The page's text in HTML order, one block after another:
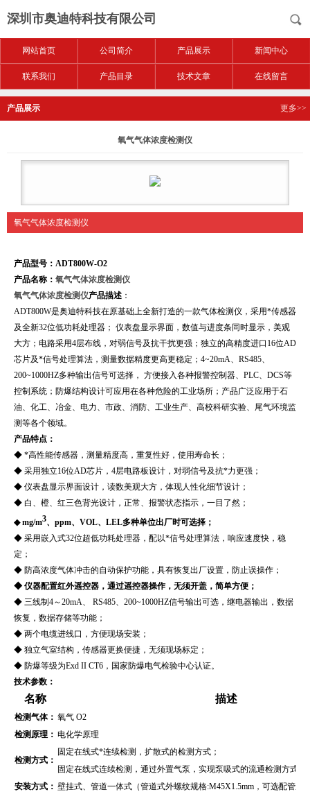
深圳市奥迪特科技有限公司
网站首页 公司简介 产品展示 新闻中心
联系我们 产品目录 技术文章 在线留言
产品展示 更多>>
氧气气体浓度检测仪
氧气气体浓度检测仪
产品型号：ADT800W-O2
产品名称： 氧气气体浓度检测仪
氧气气体浓度检测仪产品描述 ：
ADT800W是奥迪特科技在原基础上全新打造的一款气体检测仪，采用*传感器
及全新32位低功耗处理器； 仪表盘显示界面，数值与进度条同时显示，美观
大方；电路采用4层布线，对弱信号及抗干扰更强；独立的高精度进口16位AD
芯片及*信号处理算法，测量数据精度更高更稳定；4~20mA、RS485、
200~1000HZ多种输出信号可选择， 方便接入各种报警控制器、PLC、DCS等
控制系统；防爆结构设计可应用在各种危险的工业场所；产品广泛应用于石
油、化工、冶金、电力、市政、消防、工业生产、高校科研实验、尾气环境监
测等各个领域。
产品特点：
◆ *高性能传感器，测量精度高，重复性好，使用寿命长；
◆ 采用独立16位AD芯片，4层电路板设计，对弱信号及抗*力更强；
◆ 仪表盘显示界面设计，读数美观大方，体现人性化细节设计；
◆ 白、橙、红三色背光设计，正常、报警状态指示，一目了然；
◆ mg/m3、ppm、VOL、LEL多种单位出厂时可选择；
◆ 采用嵌入式32位超低功耗处理器，配以*信号处理算法，响应速度快，稳
定；
◆ 防高浓度气体冲击的自动保护功能，具有恢复出厂设置，防止误操作；
◆ 仪器配置红外遥控器，通过遥控器操作，无须开盖，简单方便；
◆ 三线制4～20mA、 RS485、200~1000HZ信号输出可选，继电器输出，数据
恢复，数据存储等功能；
◆ 两个电缆进线口，方便现场安装；
◆ 独立气室结构，传感器更换便捷，无须现场标定；
◆ 防爆等级为Exd II CT6，国家防爆电气检验中心认证。
技术参数：
名称 描述
检测气体： 氧气 O2
检测原理： 电化学原理
检测方式：
固定在线式*连续检测，扩散式的检测方式；
固定在线式连续检测，通过外置气泵，实现泵吸式的流通检测方式（
安装方式： 壁挂式、管道一体式（管道式外螺纹规格:M45X1.5mm，可选配管道